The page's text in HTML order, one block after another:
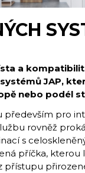
a
JAP,
nebo podél
především pro
rovněž
s
příčka,